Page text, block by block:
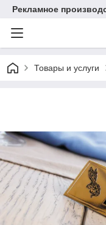
Рекламное
Товары и услуги